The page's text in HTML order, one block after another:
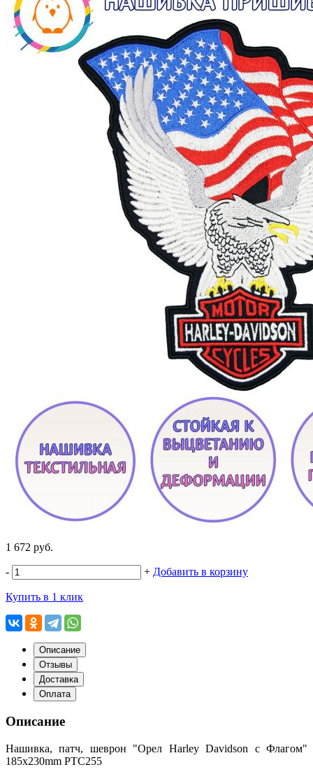
1 672 руб.
- + Добавить в корзину
Купить в 1 клик
Описание
Отзывы
Доставка
Оплата
Описание
Нашивка, патч, шеврон "Орел Harley Davidson c Флагом"
185x230mm PTC255